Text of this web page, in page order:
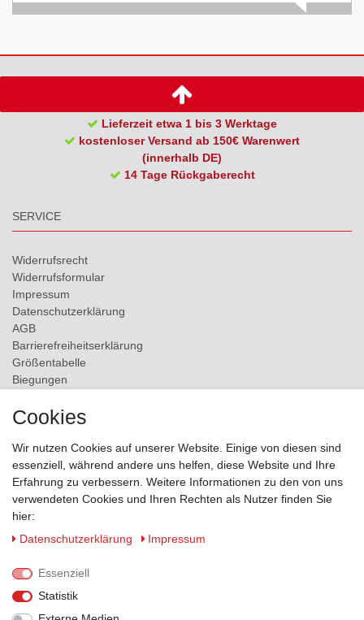
Lieferzeit etwa 1 bis 3 Werktage
kostenloser Versand ab 150€ Warenwert
(innerhalb DE)
14 Tage Rückgaberecht
SERVICE
Widerrufs­recht
Widerrufs­formular
Impressum
Daten­schutz­erklärung
AGB
Barrierefreiheitserklärung
Größentabelle
Biegungen
Kontakt
ZAHLUNGSMÖGLICHKEITEN
Cookies
Wir nutzen Cookies auf unserer Website. Einige von diesen sind
essenziell, während andere uns helfen, diese Website und Ihre
Erfahrung zu verbessern. Weitere Informationen zu den von uns
verwendeten Cookies und Ihren Rechten als Nutzer finden Sie
hier:
Daten­schutz­erklärung
Impressum
Essenziell
Statistik